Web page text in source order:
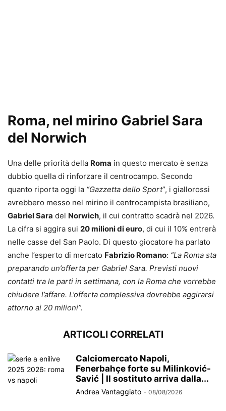
Roma, nel mirino Gabriel Sara
del Norwich
Una delle priorità della Roma in questo mercato è senza
dubbio quella di rinforzare il centrocampo. Secondo
quanto riporta oggi la “Gazzetta dello Sport”, i giallorossi
avrebbero messo nel mirino il centrocampista brasiliano,
Gabriel Sara del Norwich, il cui contratto scadrà nel 2026.
La cifra si aggira sui 20 milioni di euro, di cui il 10% entrerà
nelle casse del San Paolo. Di questo giocatore ha parlato
anche l’esperto di mercato Fabrizio Romano: “La Roma sta
preparando un’offerta per Gabriel Sara. Previsti nuovi
contatti tra le parti in settimana, con la Roma che vorrebbe
chiudere l’affare. L’offerta complessiva dovrebbe aggirarsi
attorno ai 20 milioni”.
ARTICOLI CORRELATI
Calciomercato Napoli,
Fenerbahçe forte su Milinković-
Savić | Il sostituto arriva dalla...
Andrea Vantaggiato - 08/08/2026